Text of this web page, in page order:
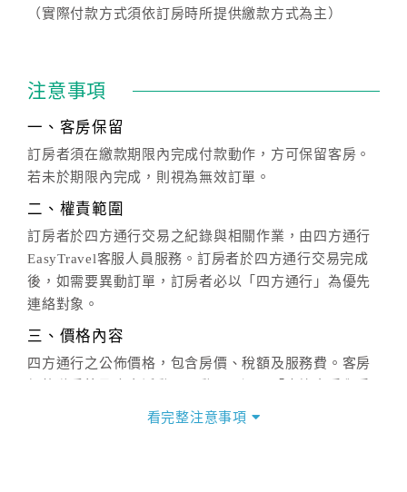
（實際付款方式須依訂房時所提供繳款方式為主）
注意事項
一、客房保留
訂房者須在繳款期限內完成付款動作，方可保留客房。
若未於期限內完成，則視為無效訂單。
二、權責範圍
訂房者於四方通行交易之紀錄與相關作業，由四方通行
EasyTravel客服人員服務。訂房者於四方通行交易完成
後，如需要異動訂單，訂房者必以「四方通行」為優先
連絡對象。
三、價格內容
四方通行之公佈價格，包含房價、稅額及服務費。客房
價」之當日價格為標準。
看完整注意事項